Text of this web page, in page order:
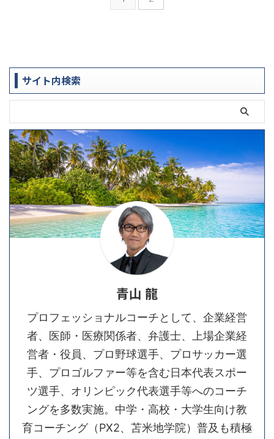
サイト内検索
青山 龍
プロフェッショナルコーチとして、企業経営
者、医師・医療関係者、弁護士、上場企業経
営者・役員、プロ野球選手、プロサッカー選
手、プロゴルファー等を含む日本代表スポー
ツ選手、オリンピック代表選手等へのコーチ
ングを多数実施。中学・高校・大学生向け教
育コーチング（PX2、苫米地学院）普及も積極